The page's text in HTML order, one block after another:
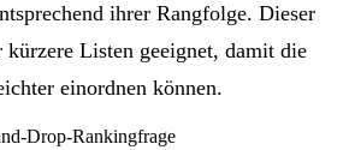
ihrer Rangfolge. Dieser
Listen geeignet, damit die
einordnen können.
Drop-Rankingfrage